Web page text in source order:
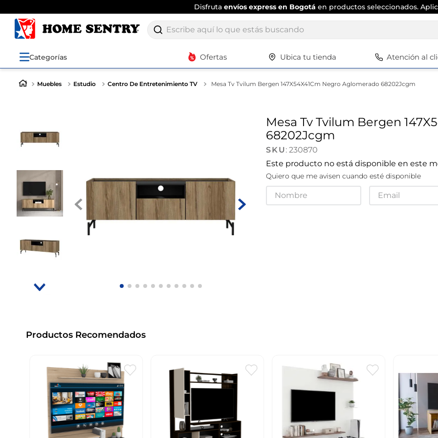
Disfruta envíos express en Bogotá en productos seleccionados.
Escribe aquí lo que estás buscando
Categorías Ofertas Ubica tu tienda Atención al
Muebles Estudio Centro De Entretenimiento TV Mesa Tv Tvilum Bergen 147X54X41Cm Negro Aglomerado 68202Jcgm
Mesa Tv Tvilum Bergen
68202Jcgm
:230870
Este producto no está disponible en este
Quiero que me avisen cuando esté disponible
Productos Recomendados
Términos más buscados
silla
closet
espejo
vajillas
cafetera